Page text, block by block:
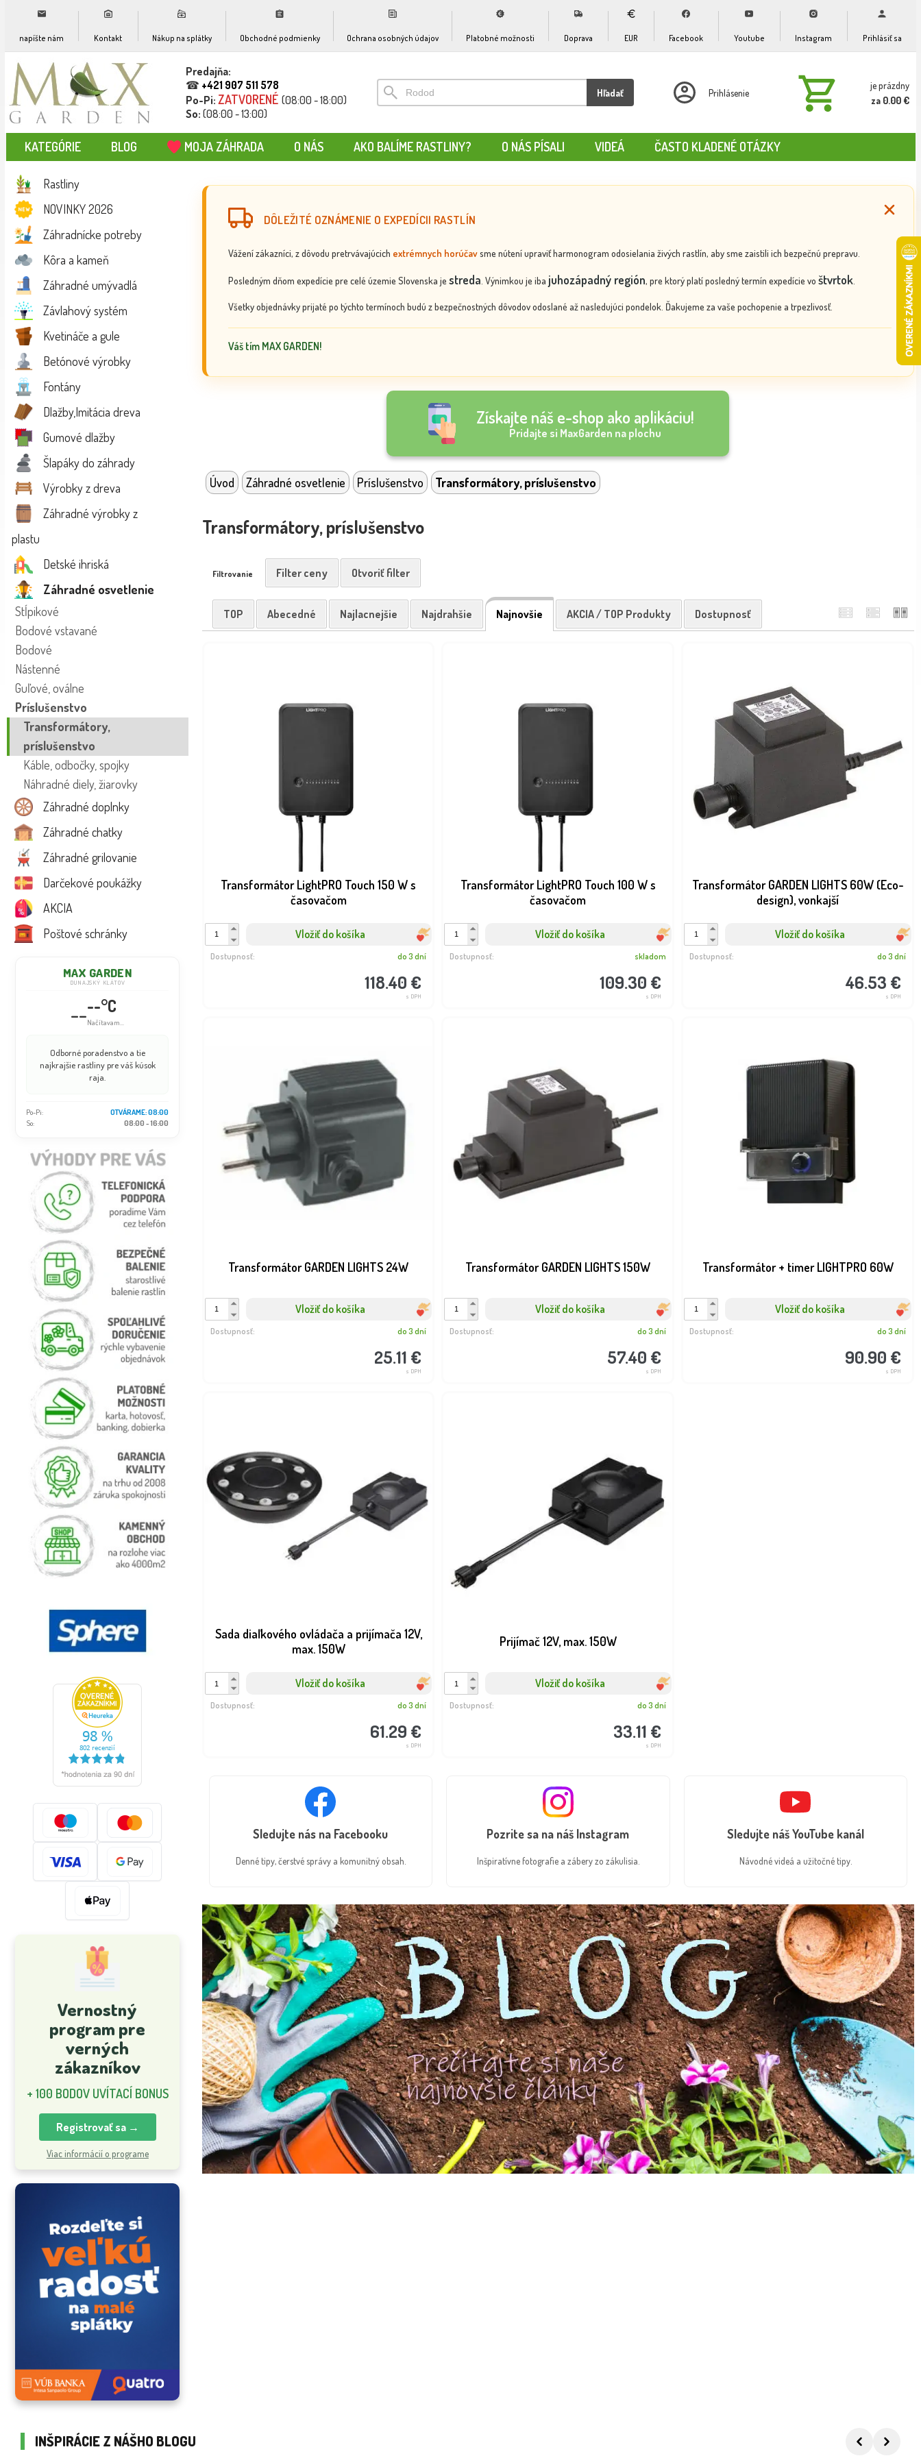
napíšte nám Kontakt Nákup na splátky Obchodné podmienky Ochrana osobných údajov Platobné možnosti Doprava EUR Facebook Youtube Instagram Prihlásiť sa
Predajňa:
☎ +421 907 511 578
Po-Pi: ZATVORENÉ (08:00 - 18:00)
So: (08:00 - 13:00)
Hľadať Prihlásenie
je prázdny
za 0.00 €
KATEGÓRIE BLOG MOJA ZÁHRADA O NÁS AKO BALÍME RASTLINY? O NÁS PÍSALI VIDEÁ ČASTO KLADENÉ OTÁZKY
Rastliny
NOVINKY 2026
Záhradnícke potreby
Kôra a kameň
Záhradné umývadlá
Závlahový systém
Kvetináče a gule
Betónové výrobky
Fontány
Dlažby,Imitácia dreva
Gumové dlažby
Šlapáky do záhrady
Výrobky z dreva
Záhradné výrobky z
plastu
Detské ihriská
Záhradné osvetlenie
Stĺpikové
Bodové vstavané
Bodové
Nástenné
Guľové, oválne
Príslušenstvo
Transformátory,
príslušenstvo
Káble, odbočky, spojky
Náhradné diely, žiarovky
Záhradné doplnky
Záhradné chatky
Záhradné grilovanie
Darčekové poukážky
AKCIA
Poštové schránky
MAX GARDEN
DUNAJSKÝ KLÁTOV
----°C
Načítavam...
Odborné poradenstvo a tie
najkrajšie rastliny pre váš kúsok
raja.
Po-Pi:
OTVÁRAME: 08:00
So:
08:00 - 16:00
Vernostný
program pre
verných
zákazníkov
+ 100 BODOV UVÍTACÍ BONUS
Registrovať sa →
Viac informácií o programe
DÔLEŽITÉ OZNÁMENIE O EXPEDÍCII RASTLÍN
Vážení zákazníci, z dôvodu pretrvávajúcich extrémnych horúčavsme nútení upraviť harmonogram odosielania živých rastlín, aby sme zaistili ich bezpečnú prepravu.
Posledným dňom expedície pre celé územie Slovenska je streda . Výnimkou je iba juhozápadný región, pre ktorý platí posledný termín expedície vo štvrtok.
Všetky objednávky prijaté po týchto termínoch budú z bezpečnostných dôvodov odoslané až nasledujúci pondelok. Ďakujeme za vaše pochopenie a trpezlivosť.
Váš tím MAX GARDEN!
Získajte náš e-shop ako aplikáciu!
Pridajte si MaxGarden na plochu
Úvod Záhradné osvetlenie Príslušenstvo Transformátory, príslušenstvo
Transformátory, príslušenstvo
Filtrovanie Filter ceny Otvoriť filter
TOP Abecedné Najlacnejšie Najdrahšie Najnovšie AKCIA / TOP Produkty Dostupnosť
Transformátor LightPRO Touch 150 W s
časovačom
Vložiť do košíka
118.40 €
s DPH
Dostupnosť: do 3 dní
Transformátor LightPRO Touch 100 W s
časovačom
Vložiť do košíka
109.30 €
s DPH
Dostupnosť: skladom
Transformátor GARDEN LIGHTS 60W (Eco-
design), vonkajší
Vložiť do košíka
46.53 €
s DPH
Dostupnosť: do 3 dní
Transformátor GARDEN LIGHTS 24W
Vložiť do košíka
25.11 €
s DPH
Dostupnosť: do 3 dní
Transformátor GARDEN LIGHTS 150W
Vložiť do košíka
57.40 €
s DPH
Dostupnosť: do 3 dní
Transformátor + timer LIGHTPRO 60W
Vložiť do košíka
90.90 €
s DPH
Dostupnosť: do 3 dní
Sada diaľkového ovládača a prijímača 12V,
max. 150W
Vložiť do košíka
61.29 €
s DPH
Dostupnosť: do 3 dní
Prijímač 12V, max. 150W
Vložiť do košíka
33.11 €
s DPH
Dostupnosť: do 3 dní
Sledujte nás na Facebooku
Denné tipy, čerstvé správy a komunitný obsah.
Pozrite sa na náš Instagram
Inšpiratívne fotografie a zábery zo zákulisia.
Sledujte náš YouTube kanál
Návodné videá a užitočné tipy.
INŠPIRÁCIE Z NÁŠHO BLOGU